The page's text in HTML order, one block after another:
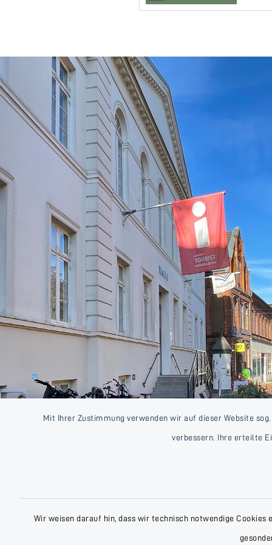
Mit Ihrer Zustimmung verwenden wir auf dieser Website
verbessern. Ihre erteilte
Wir weisen darauf hin, dass wir technisch notwendige